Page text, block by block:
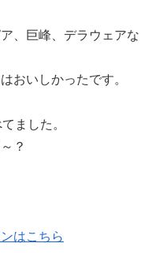
、巨峰、デラウェアな
おいしかったです。
ました。
？
はこちら